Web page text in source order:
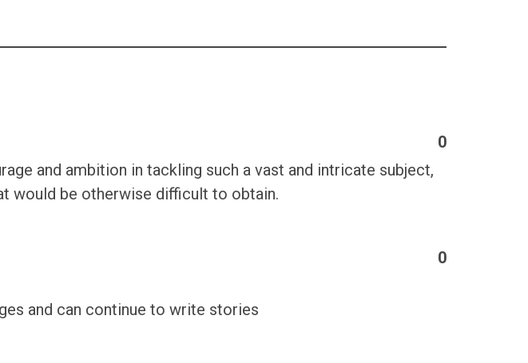
0
and ambition in tackling such a vast and intricate subject,
would be otherwise difficult to obtain.
0
​​and can continue to write stories